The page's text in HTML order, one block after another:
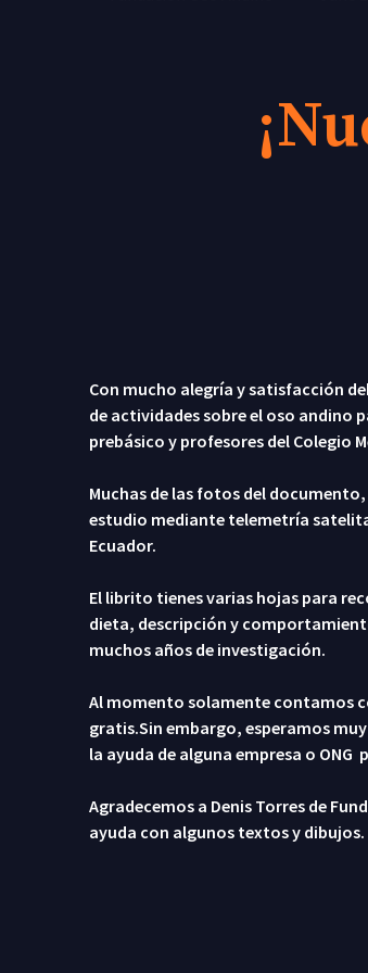
Con mucho alegría y satisfacción
de actividades sobre el oso andino
prebásico y profesores del Colegio
Muchas de las fotos del
estudio mediante telemetría
Ecuador.
El librito tienes varias hojas para
dieta, descripción y
muchos años de investigación.
Al momento solamente contamos
gratis.Sin embargo, esperamos
la ayuda de alguna empresa o
Agradecemos a Denis Torres de
ayuda con algunos textos y dibujos.